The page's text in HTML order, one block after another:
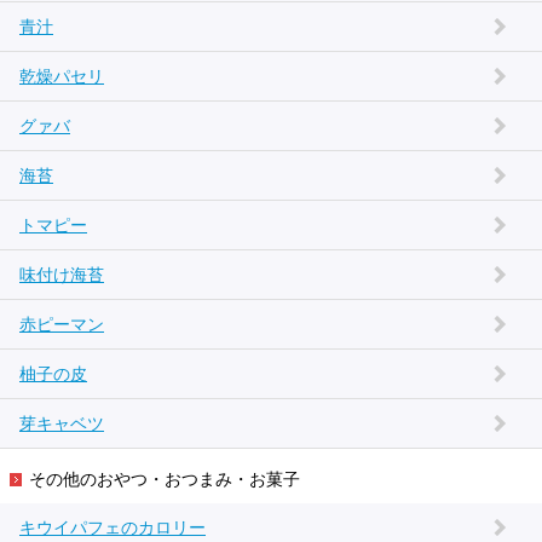
青汁
乾燥パセリ
グァバ
海苔
トマピー
味付け海苔
赤ピーマン
柚子の皮
芽キャベツ
その他のおやつ・おつまみ・お菓子
キウイパフェのカロリー